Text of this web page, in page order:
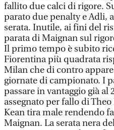
fallito due calci di rigore.
parato due penalty e Adli,
serata. Inutile, ai fini del
parata di Maignan sul
Il primo tempo è subito
Fiorentina più quadrata
Milan che di contro
giornate di campionato. I
passare in vantaggio già al
assegnato per fallo di
Kean tira male rendendo
Maignan. La serata nera